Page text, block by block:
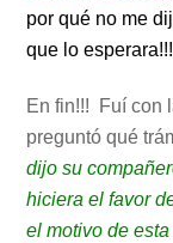
por qué no me
que lo
En fin!!! Fuí con
preguntó qué
dijo su
hiciera el favor
el motivo de